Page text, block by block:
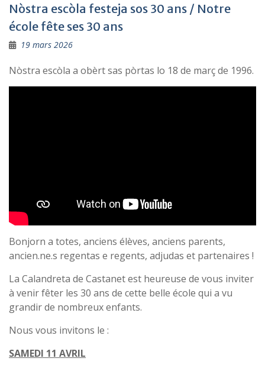
Nòstra escòla festeja sos 30 ans / Notre
école fête ses 30 ans
19 mars 2026
Nòstra escòla a obèrt sas pòrtas lo 18 de març de 1996.
Bonjorn a totes, anciens élèves, anciens parents,
ancien.ne.s regentas e regents, adjudas et partenaires !
La Calandreta de Castanet est heureuse de vous inviter
à venir fêter les 30 ans de cette belle école qui a vu
grandir de nombreux enfants.
Nous vous invitons le :
SAMEDI 11 AVRIL